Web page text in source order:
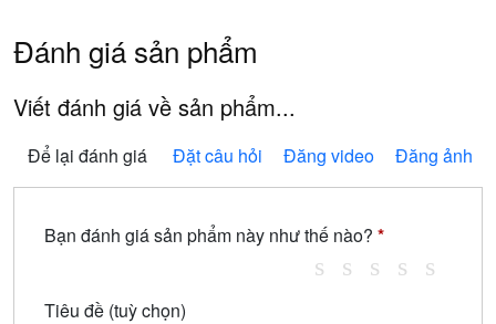
Đánh giá sản phẩm
Viết đánh giá về sản phẩm...
Để lại đánh giá Đặt câu hỏi Đăng video Đăng ảnh
Bạn đánh giá sản phẩm này như thế nào? *
Tiêu đề (tuỳ chọn)